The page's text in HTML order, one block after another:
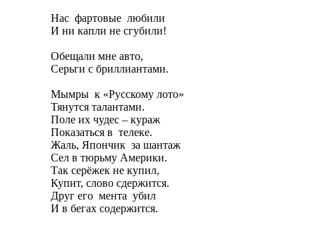
Нас фартовые любили
И ни капли не сгубили!
Обещали мне авто,
Серьги с бриллиантами.
Мымры к «Русскому лото»
Тянутся талантами.
Поле их чудес – кураж
Показаться в телеке.
Жаль, Япончик за шантаж
Сел в тюрьму Америки.
Так серёжек не купил,
Купит, слово сдержится.
Друг его мента убил
И в бегах содержится.